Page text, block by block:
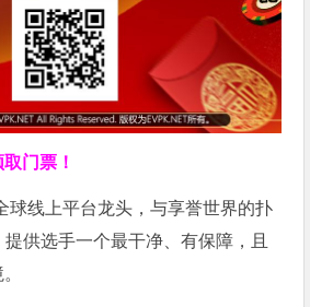
门票！
球线上平台龙头，与享誉世界的扑
提供选手一个最干净、有保障，且